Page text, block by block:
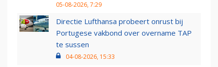
05-08-2026, 7:29
Directie Lufthansa probeert onrust bij
Portugese vakbond over overname TAP
te sussen
04-08-2026, 15:33